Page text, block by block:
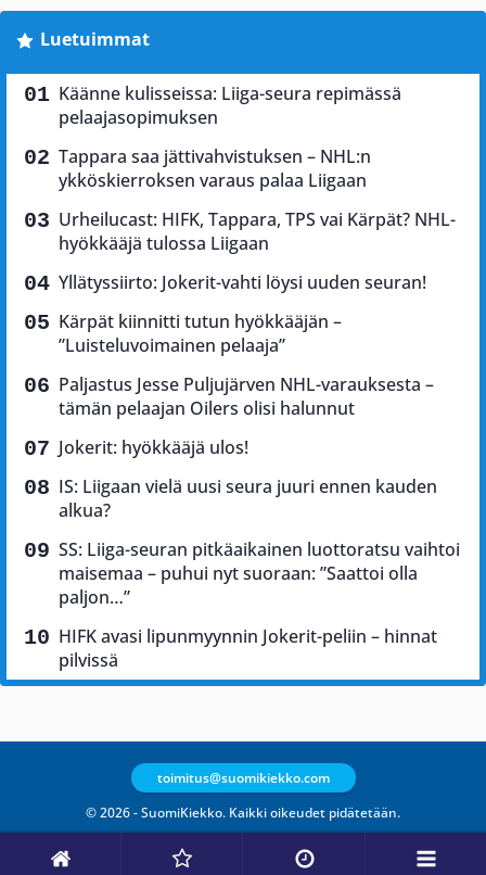
Luetuimmat
Käänne kulisseissa: Liiga-seura repimässä
pelaajasopimuksen
Tappara saa jättivahvistuksen – NHL:n
ykköskierroksen varaus palaa Liigaan
Urheilucast: HIFK, Tappara, TPS vai Kärpät? NHL-
hyökkääjä tulossa Liigaan
Yllätyssiirto: Jokerit-vahti löysi uuden seuran!
Kärpät kiinnitti tutun hyökkääjän –
”Luisteluvoimainen pelaaja”
Paljastus Jesse Puljujärven NHL-varauksesta –
tämän pelaajan Oilers olisi halunnut
Jokerit: hyökkääjä ulos!
IS: Liigaan vielä uusi seura juuri ennen kauden
alkua?
SS: Liiga-seuran pitkäaikainen luottoratsu vaihtoi
maisemaa – puhui nyt suoraan: ”Saattoi olla
paljon…”
HIFK avasi lipunmyynnin Jokerit-peliin – hinnat
pilvissä
© 2026 - SuomiKiekko. Kaikki oikeudet pidätetään.
toimitus@suomikiekko.com